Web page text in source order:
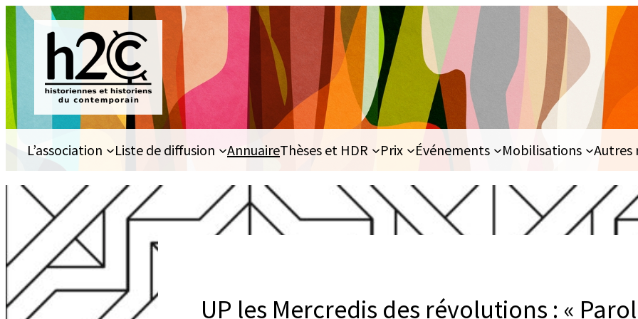
Aller
au
contenu
L’association Liste de diffusion AnnuaireThèses et HDR Prix Événements Mobilisations Autres
UP les Mercredis des révolutions : «